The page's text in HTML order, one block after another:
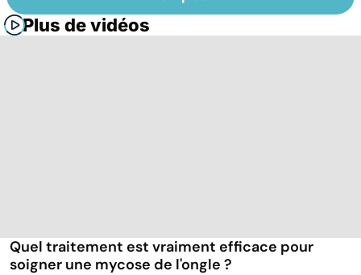
Plus de vidéos
Quel traitement est vraiment efficace pour
soigner une mycose de l'ongle ?